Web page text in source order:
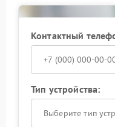
Контактный
Тип устройства:
Выберите тип